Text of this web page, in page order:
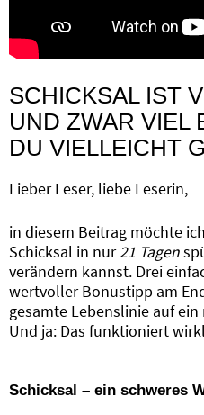
SCHICKSAL IST
UND ZWAR VIEL
DU VIELLEICHT
Lieber Leser, liebe Leserin,
in diesem Beitrag möchte
Schicksal in nur21 Tagen
verändern kannst. Drei
wertvoller Bonustipp am
gesamte Lebenslinie auf
Und ja: Das funktioniert
Schicksal – ein schweres